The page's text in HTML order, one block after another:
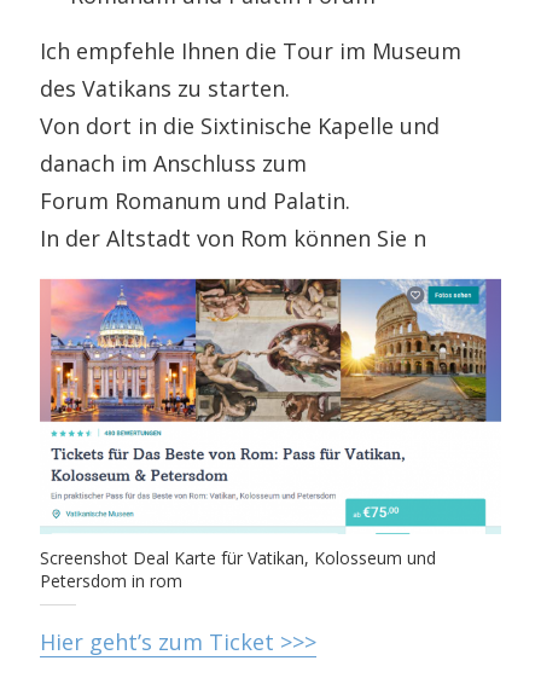
Ich empfehle Ihnen die Tour im Museum
des Vatikans zu starten.
Von dort in die Sixtinische Kapelle und
danach im Anschluss zum
Forum Romanum und Palatin.
In der Altstadt von Rom können Sie n
Screenshot Deal Karte für Vatikan, Kolosseum und
Petersdom in rom
Hier geht’s zum Ticket >>>